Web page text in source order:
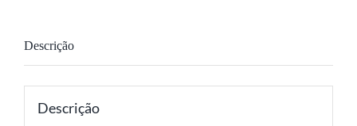
Descrição
Descrição